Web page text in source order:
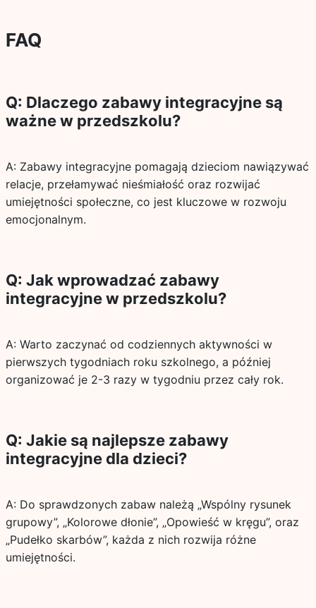
FAQ
Q: Dlaczego zabawy integracyjne są
ważne w przedszkolu?
A: Zabawy integracyjne pomagają dzieciom nawiązywać
relacje, przełamywać nieśmiałość oraz rozwijać
umiejętności społeczne, co jest kluczowe w rozwoju
emocjonalnym.
Q: Jak wprowadzać zabawy
integracyjne w przedszkolu?
A: Warto zaczynać od codziennych aktywności w
pierwszych tygodniach roku szkolnego, a później
organizować je 2-3 razy w tygodniu przez cały rok.
Q: Jakie są najlepsze zabawy
integracyjne dla dzieci?
A: Do sprawdzonych zabaw należą „Wspólny rysunek
grupowy”, „Kolorowe dłonie”, „Opowieść w kręgu”, oraz
„Pudełko skarbów”, każda z nich rozwija różne
umiejętności.